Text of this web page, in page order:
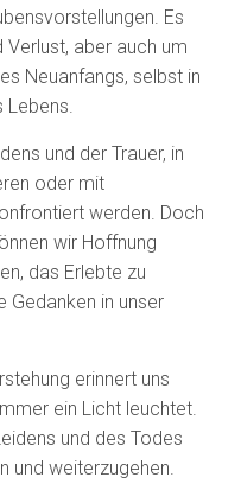
Es
Verlust, aber auch um
Neuanfangs, selbst in
und der Trauer, in
oder mit
werden. Doch
wir Hoffnung
das Erlebte zu
Gedanken in unser
erinnert uns
ein Licht leuchtet.
und des Todes
und weiterzugehen.